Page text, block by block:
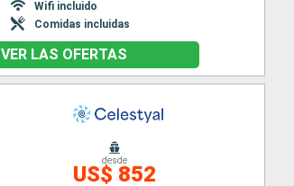
Wifi incluido
Comidas incluidas
VER LAS OFERTAS
desde
US$ 852